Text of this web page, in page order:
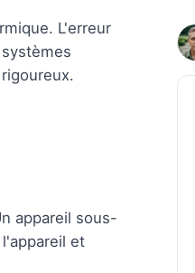
L'erreur
appareil sous-
et